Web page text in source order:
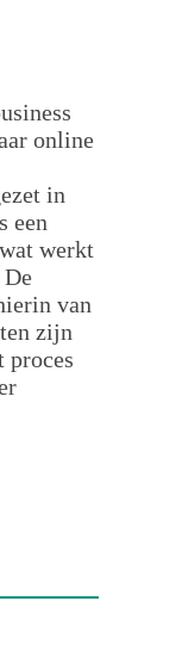
online
in
een
werkt
van
zijn
proces